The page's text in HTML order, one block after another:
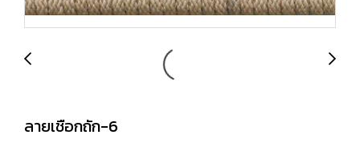
ลายเชือกถัก-6